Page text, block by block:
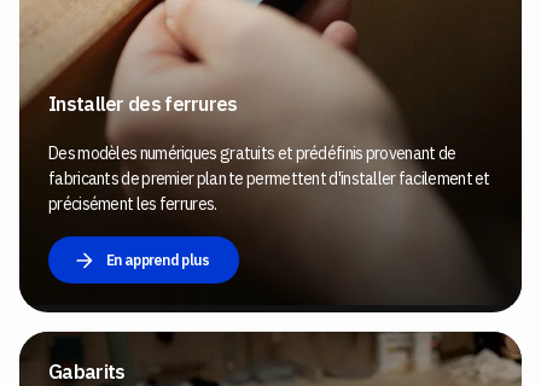
Gabarits
Installer des ferrures
Des modèles numériques gratuits et prédéfinis provenant de
fabricants de premier plan te permettent d'installer facilement et
précisément les ferrures.
En apprend plus